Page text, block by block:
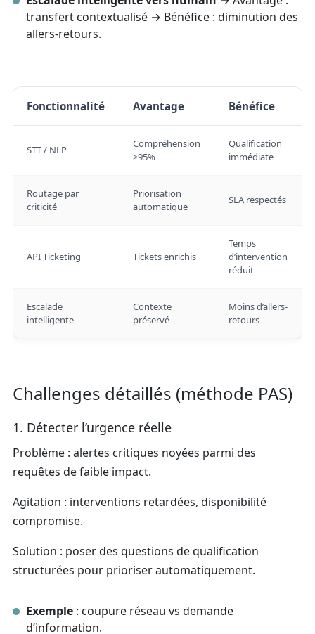
transfert contextualisé → Bénéfice : diminution des
allers-retours.
Fonctionnalité Avantage Bénéfice
STT / NLP
Compréhension
>95%
Qualification
immédiate
Routage par
criticité
Priorisation
automatique
SLA respectés
API Ticketing Tickets enrichis
Temps
d’intervention
réduit
Escalade
intelligente
Contexte
préservé
Moins d’allers-
retours
Challenges détaillés (méthode PAS)
1. Détecter l’urgence réelle
Problème : alertes critiques noyées parmi des
requêtes de faible impact.
Agitation : interventions retardées, disponibilité
compromise.
Solution : poser des questions de qualification
structurées pour prioriser automatiquement.
Exemple : coupure réseau vs demande
d’information.